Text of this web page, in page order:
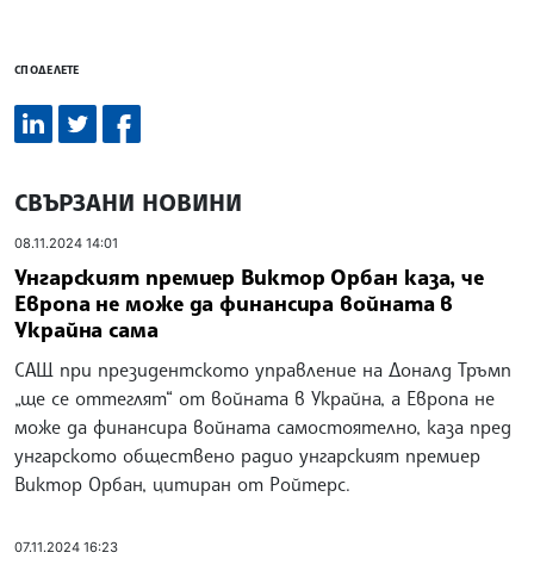
СПОДЕЛЕТЕ
СВЪРЗАНИ НОВИНИ
08.11.2024 14:01
Унгарският премиер Виктор Орбан каза, че
Европа не може да финансира войната в
Украйна сама
САЩ при президентското управление на Доналд Тръмп
„ще се оттеглят“ от войната в Украйна, а Европа не
може да финансира войната самостоятелно, каза пред
унгарското обществено радио унгарският премиер
Виктор Орбан, цитиран от Ройтерс.
07.11.2024 16:23